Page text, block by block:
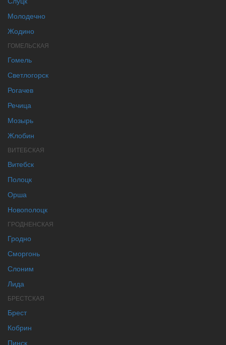
Молодечно
Жодино
ГОМЕЛЬСКАЯ
Гомель
Светлогорск
Рогачев
Речица
Мозырь
Жлобин
ВИТЕБСКАЯ
Витебск
Полоцк
Орша
Новополоцк
ГРОДНЕНСКАЯ
Гродно
Сморгонь
Слоним
Лида
БРЕСТСКАЯ
Брест
Кобрин
Пинск